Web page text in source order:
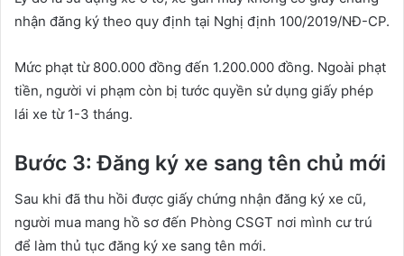
nhận đăng ký theo quy định tại Nghị định 100/2019/NĐ-CP.
Mức phạt từ 800.000 đồng đến 1.200.000 đồng. Ngoài phạt
tiền, người vi phạm còn bị tước quyền sử dụng giấy phép
lái xe từ 1-3 tháng.
Bước 3: Đăng ký xe sang tên chủ mới
Sau khi đã thu hồi được giấy chứng nhận đăng ký xe cũ,
người mua mang hồ sơ đến Phòng CSGT nơi mình cư trú
để làm thủ tục đăng ký xe sang tên mới.